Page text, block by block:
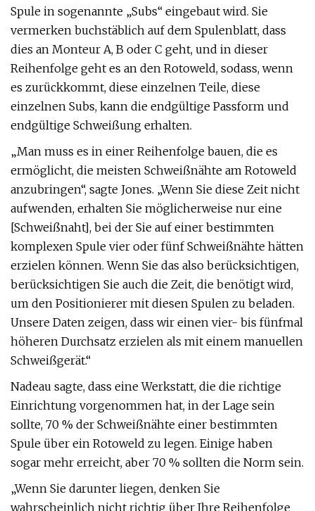
Spule in sogenannte „Subs“ eingebaut wird. Sie
vermerken buchstäblich auf dem Spulenblatt, dass
dies an Monteur A, B oder C geht, und in dieser
Reihenfolge geht es an den Rotoweld, sodass, wenn
es zurückkommt, diese einzelnen Teile, diese
einzelnen Subs, kann die endgültige Passform und
endgültige Schweißung erhalten.
„Man muss es in einer Reihenfolge bauen, die es
ermöglicht, die meisten Schweißnähte am Rotoweld
anzubringen“, sagte Jones. „Wenn Sie diese Zeit nicht
aufwenden, erhalten Sie möglicherweise nur eine
[Schweißnaht], bei der Sie auf einer bestimmten
komplexen Spule vier oder fünf Schweißnähte hätten
erzielen können. Wenn Sie das also berücksichtigen,
berücksichtigen Sie auch die Zeit, die benötigt wird,
um den Positionierer mit diesen Spulen zu beladen.
Unsere Daten zeigen, dass wir einen vier- bis fünfmal
höheren Durchsatz erzielen als mit einem manuellen
Schweißgerät.“
Nadeau sagte, dass eine Werkstatt, die die richtige
Einrichtung vorgenommen hat, in der Lage sein
sollte, 70 % der Schweißnähte einer bestimmten
Spule über ein Rotoweld zu legen. Einige haben
sogar mehr erreicht, aber 70 % sollten die Norm sein.
„Wenn Sie darunter liegen, denken Sie
wahrscheinlich nicht richtig über Ihre Reihenfolge